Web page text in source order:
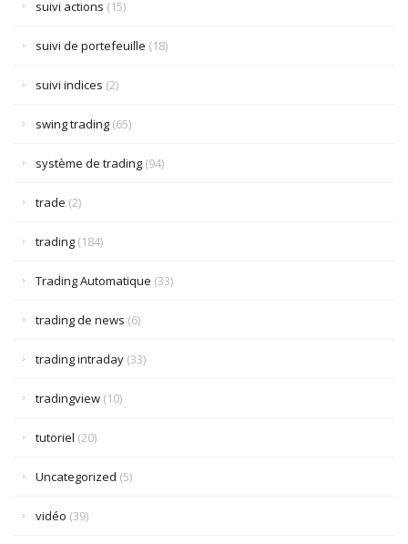
suivi actions (15)
suivi de portefeuille (18)
suivi indices (2)
swing trading (65)
système de trading (94)
trade (2)
trading (184)
Trading Automatique (33)
trading de news (6)
trading intraday (33)
tradingview (10)
tutoriel (20)
Uncategorized (5)
vidéo (39)